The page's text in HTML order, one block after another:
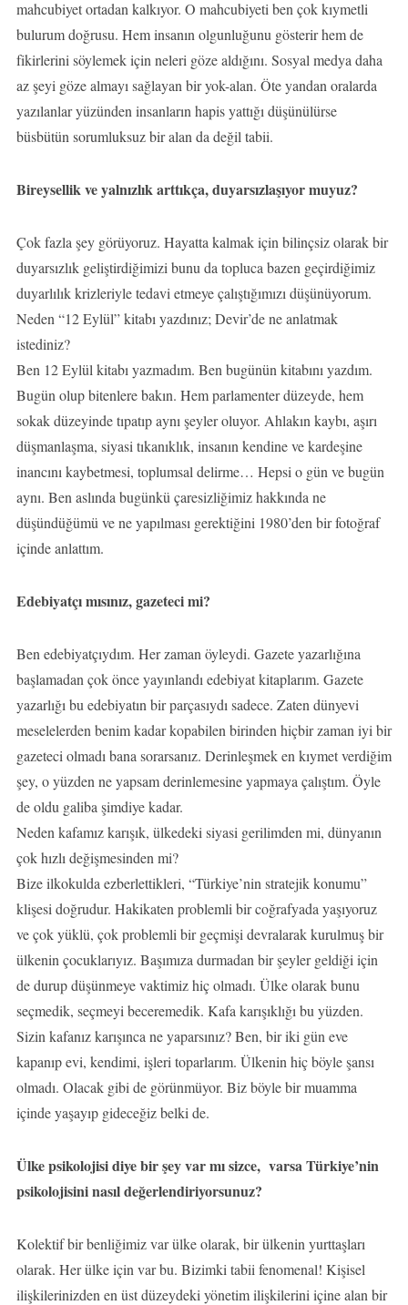
mahcubiyet ortadan kalkıyor. O mahcubiyeti ben çok kıymetli
bulurum doğrusu. Hem insanın olgunluğunu gösterir hem de
fikirlerini söylemek için neleri göze aldığını. Sosyal medya daha
az şeyi göze almayı sağlayan bir yok-alan. Öte yandan oralarda
yazılanlar yüzünden insanların hapis yattığı düşünülürse
büsbütün sorumluksuz bir alan da değil tabii.
Bireysellik ve yalnızlık arttıkça, duyarsızlaşıyor muyuz?
Çok fazla şey görüyoruz. Hayatta kalmak için bilinçsiz olarak bir
duyarsızlık geliştirdiğimizi bunu da topluca bazen geçirdiğimiz
duyarlılık krizleriyle tedavi etmeye çalıştığımızı düşünüyorum.
Neden “12 Eylül” kitabı yazdınız; Devir’de ne anlatmak
istediniz?
Ben 12 Eylül kitabı yazmadım. Ben bugünün kitabını yazdım.
Bugün olup bitenlere bakın. Hem parlamenter düzeyde, hem
sokak düzeyinde tıpatıp aynı şeyler oluyor. Ahlakın kaybı, aşırı
düşmanlaşma, siyasi tıkanıklık, insanın kendine ve kardeşine
inancını kaybetmesi, toplumsal delirme… Hepsi o gün ve bugün
aynı. Ben aslında bugünkü çaresizliğimiz hakkında ne
düşündüğümü ve ne yapılması gerektiğini 1980’den bir fotoğraf
içinde anlattım.
Edebiyatçı mısınız, gazeteci mi?
Ben edebiyatçıydım. Her zaman öyleydi. Gazete yazarlığına
başlamadan çok önce yayınlandı edebiyat kitaplarım. Gazete
yazarlığı bu edebiyatın bir parçasıydı sadece. Zaten dünyevi
meselelerden benim kadar kopabilen birinden hiçbir zaman iyi bir
gazeteci olmadı bana sorarsanız. Derinleşmek en kıymet verdiğim
şey, o yüzden ne yapsam derinlemesine yapmaya çalıştım. Öyle
de oldu galiba şimdiye kadar.
Neden kafamız karışık, ülkedeki siyasi gerilimden mi, dünyanın
çok hızlı değişmesinden mi?
Bize ilkokulda ezberlettikleri, “Türkiye’nin stratejik konumu”
klişesi doğrudur. Hakikaten problemli bir coğrafyada yaşıyoruz
ve çok yüklü, çok problemli bir geçmişi devralarak kurulmuş bir
ülkenin çocuklarıyız. Başımıza durmadan bir şeyler geldiği için
de durup düşünmeye vaktimiz hiç olmadı. Ülke olarak bunu
seçmedik, seçmeyi beceremedik. Kafa karışıklığı bu yüzden.
Sizin kafanız karışınca ne yaparsınız? Ben, bir iki gün eve
kapanıp evi, kendimi, işleri toparlarım. Ülkenin hiç böyle şansı
olmadı. Olacak gibi de görünmüyor. Biz böyle bir muamma
içinde yaşayıp gideceğiz belki de.
Ülke psikolojisi diye bir şey var mı sizce, varsa Türkiye’nin
psikolojisini nasıl değerlendiriyorsunuz?
Kolektif bir benliğimiz var ülke olarak, bir ülkenin yurttaşları
olarak. Her ülke için var bu. Bizimki tabii fenomenal! Kişisel
ilişkilerinizden en üst düzeydeki yönetim ilişkilerini içine alan bir